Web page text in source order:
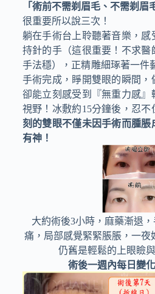
「術前不需剃眉毛、不需剃眉
很重要所以說三次！
躺在手術台上聆聽著音樂，感
持針的手（這很重要！不求醫
手法穩），正精雕細琢著一件
手術完成，睜開雙眼的瞬間，
卻能立刻感受到『無重力感』
視野！冰敷約15分鐘後，忍不
刻的雙眼不僅未因手術而腫脹
有神！
大約術後3小時，麻藥漸退
痛，局部感覺緊緊脹脹，一夜
仍舊是輕鬆的上眼瞼
術後一週內每日變